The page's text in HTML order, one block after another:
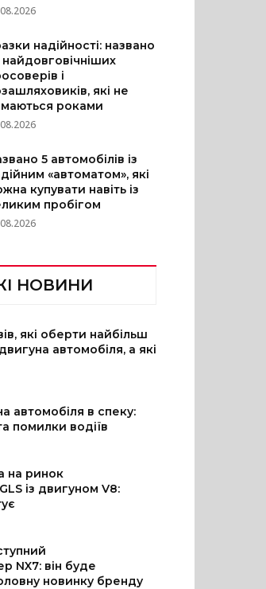
надійності: названо
найдовговічніших
і
які не
роками
5 автомобілів із
«автоматом», які
купувати навіть із
пробігом
НОВИНИ
які оберти найбільш
автомобіля, а які
автомобіля в спеку:
помилки водіїв
на ринок
із двигуном V8:
NX7: він буде
новинку бренду